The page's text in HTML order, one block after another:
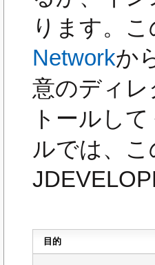
ります。
Networkか
意のディ
トールし
ルでは、
目的